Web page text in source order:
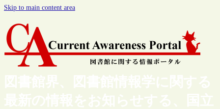
Skip to main content area
図書館界、図書館情報学に関する
最新の情報をお知らせする、国立